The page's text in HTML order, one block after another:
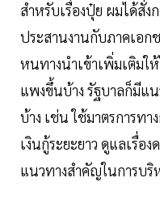
สำหรับเรื่องปุ๋ย ผมได้สั่ง
ประสานงานกับภาคเอ
หนทางนำเข้าเพิ่มเติมใ
แพงขึ้นบ้าง รัฐบาลก็มีแน
บ้าง เช่น ใช้มาตรการท
เงินกู้ระยะยาว ดูแลเรื่อ
แนวทางสำคัญในการบริ